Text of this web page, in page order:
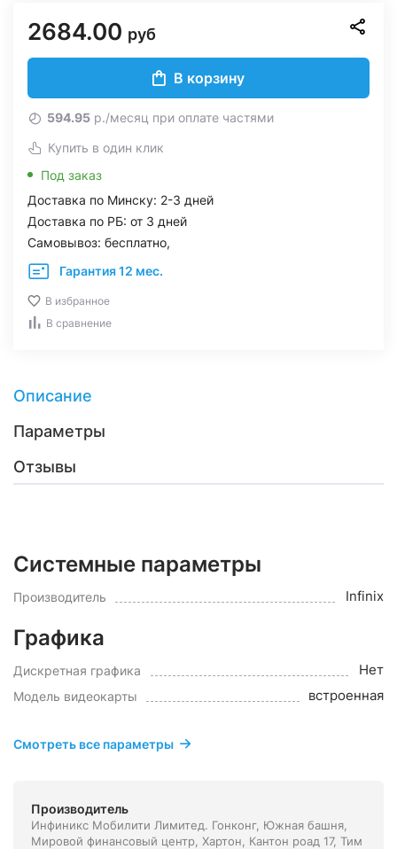
2684.00 руб
В корзину
594.95 р./месяц при оплате частями
Купить в один клик
Под заказ
Доставка по Минску: 2-3 дней
Доставка по РБ: от 3 дней
Самовывоз: бесплатно,
Гарантия 12 мес.
В избранное
В сравнение
Описание
Параметры
Отзывы
Системные параметры
Производитель Infinix
Графика
Дискретная графика Нет
Модель видеокарты встроенная
Смотреть все параметры
Производитель
Инфиникс Мобилити Лимитед. Гонконг, Южная башня,
Мировой финансовый центр, Хартон, Кантон роад 17, Тим